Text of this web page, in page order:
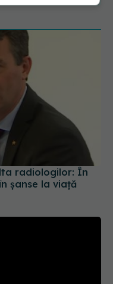
radiologilor: În
șanse la viață